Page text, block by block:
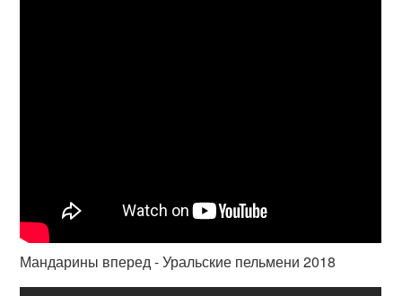
Мандарины вперед - Уральские пельмени 2018